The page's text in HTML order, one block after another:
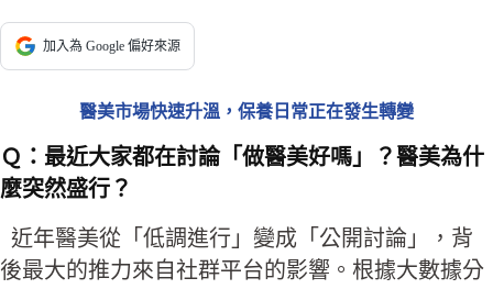
加入為 Google 偏好來源
醫美市場快速升溫，保養日常正在發生轉變
Ｑ： 最近大家都在討論「做醫美好嗎」？醫美為什
麼突然盛行？
近年醫美從「低調進行」變成「公開討論」，背
後最大的推力來自社群平台的影響。根據大數據分